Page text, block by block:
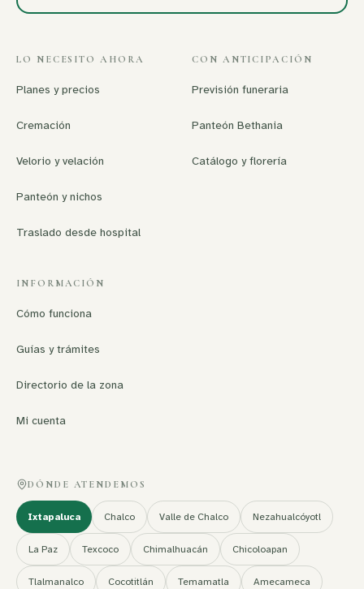
LO NECESITO AHORA
Planes y precios
Cremación
Velorio y velación
Panteón y nichos
Traslado desde hospital
CON ANTICIPACIÓN
Previsión funeraria
Panteón Bethania
Catálogo y florería
INFORMACIÓN
Cómo funciona
Guías y trámites
Directorio de la zona
Mi cuenta
DÓNDE ATENDEMOS
Ixtapaluca Chalco Valle de Chalco Nezahualcóyotl
La Paz Texcoco Chimalhuacán Chicoloapan
Tlalmanalco Cocotitlán Temamatla Amecameca